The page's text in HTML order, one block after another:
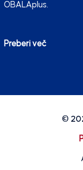
OBALAplus.
Preberi več
©